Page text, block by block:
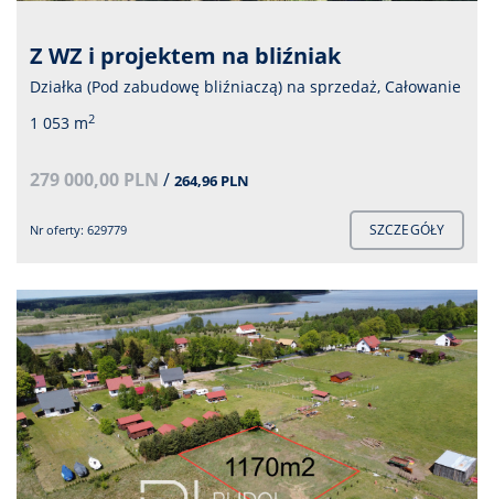
Z WZ i projektem na bliźniak
Działka (Pod zabudowę bliźniaczą) na sprzedaż, Całowanie
1 053 m2
279 000,00 PLN / 264,96 PLN
Nr oferty: 629779 SZCZEGÓŁY